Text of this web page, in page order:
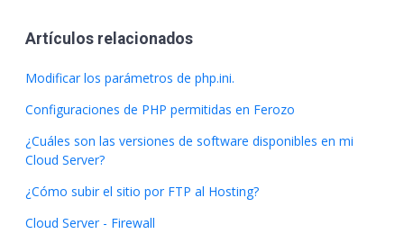
Artículos relacionados
Modificar los parámetros de php.ini.
Configuraciones de PHP permitidas en Ferozo
¿Cuáles son las versiones de software disponibles en mi
Cloud Server?
¿Cómo subir el sitio por FTP al Hosting?
Cloud Server - Firewall